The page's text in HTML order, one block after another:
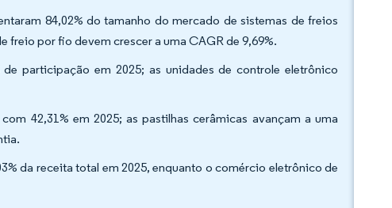
84,02% do tamanho do mercado de sistemas de freios
freio por fio devem crescer a uma CAGR de 9,69%.
participação em 2025; as unidades de controle eletrônico
42,31% em 2025; as pastilhas cerâmicas avançam a uma
da receita total em 2025, enquanto o comércio eletrônico de